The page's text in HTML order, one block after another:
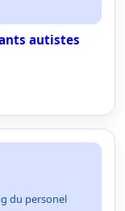
autistes
du personel